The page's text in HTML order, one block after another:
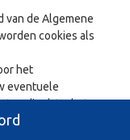
van de Algemene
cookies als
het
eventuele
nodig dat u het
dit door op 'Ja ik